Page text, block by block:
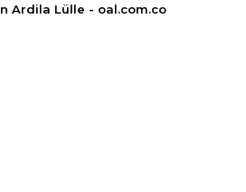
Ardila Lülle - oal.com.co